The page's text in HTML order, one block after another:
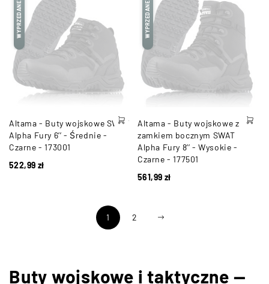
WYPRZEDANE
Altama - Buty wojskowe SWAT
Alpha Fury 6’’ - Średnie -
Czarne - 173001
522,99 zł
WYPRZEDANE
Altama - Buty wojskowe z
zamkiem bocznym SWAT
Alpha Fury 8’’ - Wysokie -
Czarne - 177501
561,99 zł
1 2
Buty wojskowe i taktyczne —